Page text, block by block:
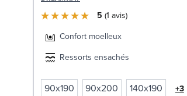
5 1 avis
Confort moelleux
Ressorts ensachés
90x190 90x200 140x190 +3